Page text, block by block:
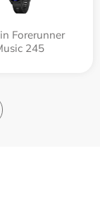
Forerunner
245